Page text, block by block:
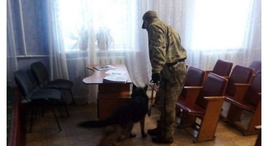
а
н
в